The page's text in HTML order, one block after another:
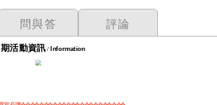
問與答 評論